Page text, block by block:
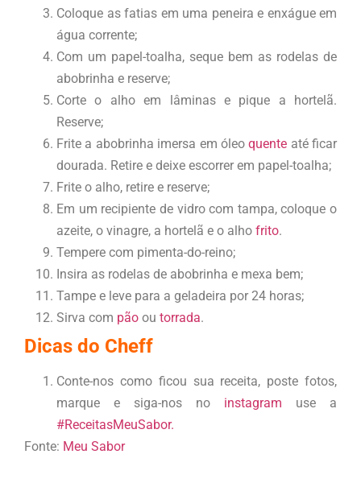
Coloque as fatias em uma peneira e enxágue em
água corrente;
Com um papel-toalha, seque bem as rodelas de
abobrinha e reserve;
Corte o alho em lâminas e pique a hortelã.
Reserve;
Frite a abobrinha imersa em óleoquente até ficar
dourada. Retire e deixe escorrer em papel-toalha;
Frite o alho, retire e reserve;
Em um recipiente de vidro com tampa, coloque o
azeite, o vinagre, a hortelã e o alho frito.
Tempere com pimenta-do-reino;
Insira as rodelas de abobrinha e mexa bem;
Tampe e leve para a geladeira por 24 horas;
Sirva com pão ou torrada.
Dicas do Cheff
Conte-nos como ficou sua receita, poste fotos,
marque e siga-nos no instagram use a
#ReceitasMeuSabor.
Fonte: Meu Sabor